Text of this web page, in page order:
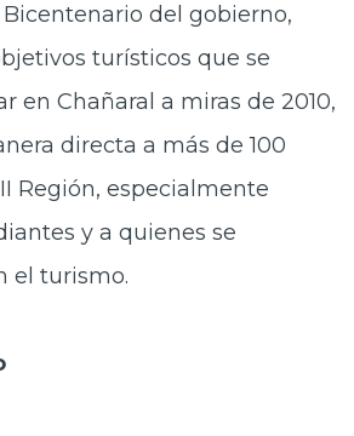
del gobierno,
turísticos que se
en Chañaral a miras de 2010,
directa a más de 100
Región, especialmente
y a quienes se
el turismo.